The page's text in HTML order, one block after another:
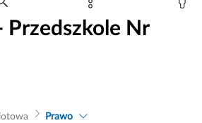
Przedszkole Nr
Prawo